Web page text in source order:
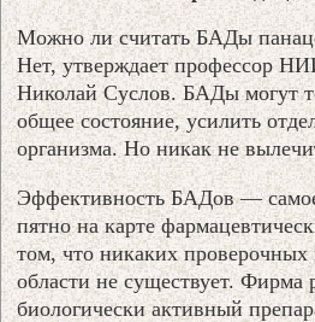
Можно ли считать БАДы
Нет, утверждает профессор
Николай Суслов. БАДы могут
общее состояние, усилить
организма. Но никак не
Эффективность БАДов —
пятно на карте
том, что никаких
области не существует. Фирма
биологически активный